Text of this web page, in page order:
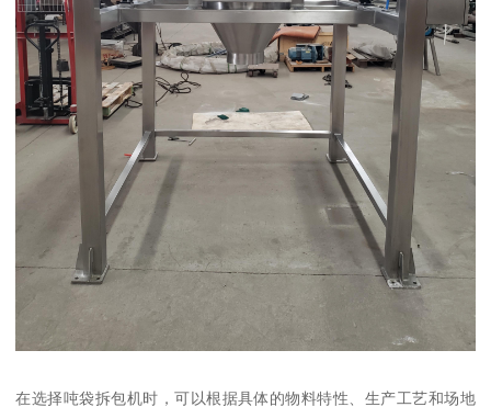
在选择吨袋拆包机时，可以根据具体的物料特性、生产工艺和场地